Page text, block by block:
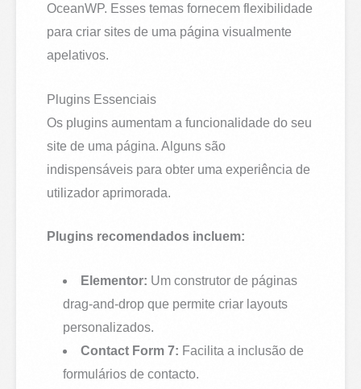
OceanWP. Esses temas fornecem flexibilidade
para criar sites de uma página visualmente
apelativos.
Plugins Essenciais
Os plugins aumentam a funcionalidade do seu
site de uma página. Alguns são
indispensáveis para obter uma experiência de
utilizador aprimorada.
Plugins recomendados incluem:
Elementor: Um construtor de páginas
drag-and-drop que permite criar layouts
personalizados.
Contact Form 7: Facilita a inclusão de
formulários de contacto.